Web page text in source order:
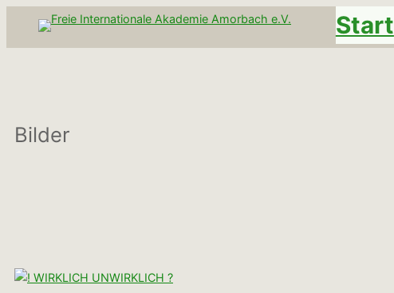
springen
Start
Bilder